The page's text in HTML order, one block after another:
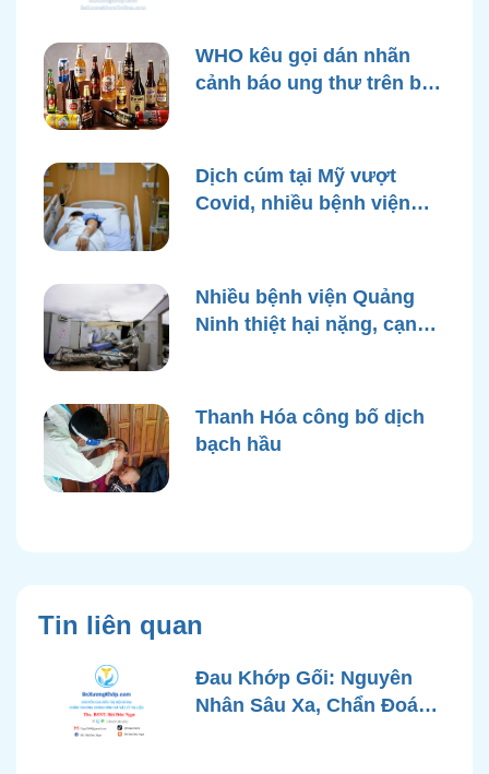
WHO kêu gọi dán nhãn
cảnh báo ung thư trên bao
Dịch cúm tại Mỹ vượt
Covid, nhiều bệnh viện
Nhiều bệnh viện Quảng
Ninh thiệt hại nặng, cạn
Thanh Hóa công bố dịch
bạch hầu
Tin liên quan
Đau Khớp Gối: Nguyên
Nhân Sâu Xa, Chẩn Đoán